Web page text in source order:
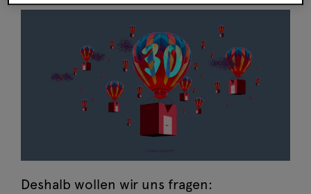
Deshalb wollen wir uns fragen: